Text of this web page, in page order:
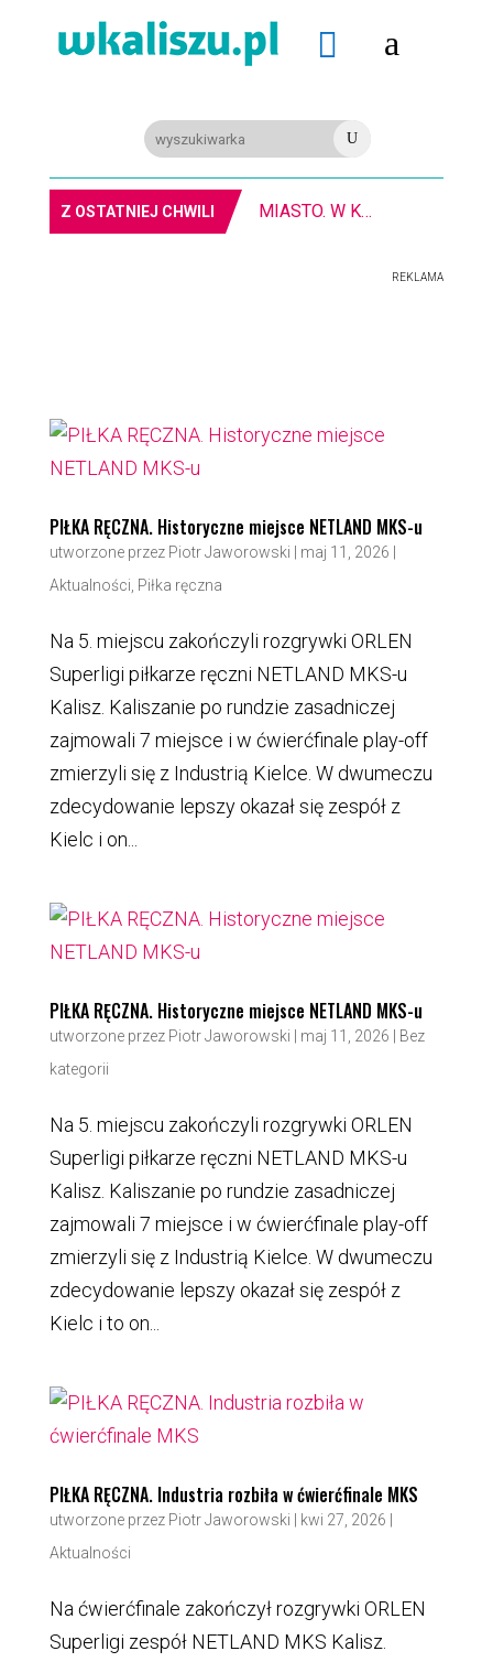
 a
U
Z OSTATNIEJ CHWILI MIASTO. W Kaliszu kręcą film. Zmiany w kursowaniu autobusów KLA
REKLAMA
PIŁKA RĘCZNA. Historyczne miejsce NETLAND MKS-u
utworzone przez Piotr Jaworowski maj 11, 2026
Aktualności Piłka ręczna
Na 5. miejscu zakończyli rozgrywki ORLEN
Superligi piłkarze ręczni NETLAND MKS-u
Kalisz. Kaliszanie po rundzie zasadniczej
zajmowali 7 miejsce i w ćwierćfinale play-off
zmierzyli się z Industrią Kielce. W dwumeczu
zdecydowanie lepszy okazał się zespół z
Kielc i on...
PIŁKA RĘCZNA. Historyczne miejsce NETLAND MKS-u
utworzone przez Piotr Jaworowski maj 11, 2026
Bez
kategorii
Na 5. miejscu zakończyli rozgrywki ORLEN
Superligi piłkarze ręczni NETLAND MKS-u
Kalisz. Kaliszanie po rundzie zasadniczej
zajmowali 7 miejsce i w ćwierćfinale play-off
zmierzyli się z Industrią Kielce. W dwumeczu
zdecydowanie lepszy okazał się zespół z
Kielc i to on...
PIŁKA RĘCZNA. Industria rozbiła w ćwierćfinale MKS
utworzone przez Piotr Jaworowski kwi 27, 2026
Aktualności
Na ćwierćfinale zakończył rozgrywki ORLEN
Superligi zespół NETLAND MKS Kalisz.